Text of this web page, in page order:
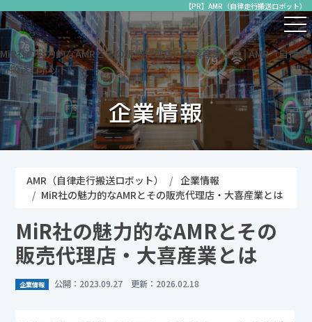
【PR】AMR（自律走行搬送ロボット）
MiR社の魅力的なAMRとその販売代理店・大喜産業とは | AMR（自律走
行搬送ロボット）
企業情報
AMR（自律走行搬送ロボット）
企業情報
MiR社の魅力的なAMRとその販売代理店・大喜産業とは
MiR社の魅力的なAMRとその
販売代理店・大喜産業とは
企業情報 公開：2023.09.27 更新：2026.02.18